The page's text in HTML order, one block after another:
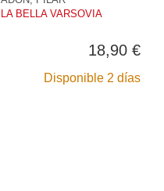
LA BELLA VARSOVIA
18,90 €
Disponible 2 días